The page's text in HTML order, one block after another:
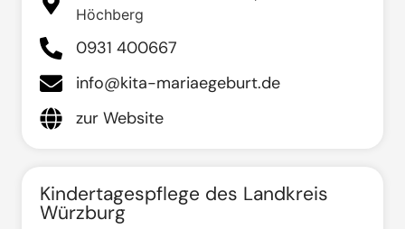
Höchberg
0931 400667
info@kita-mariaegeburt.de
zur Website
Kindertagespflege des Landkreis
Würzburg